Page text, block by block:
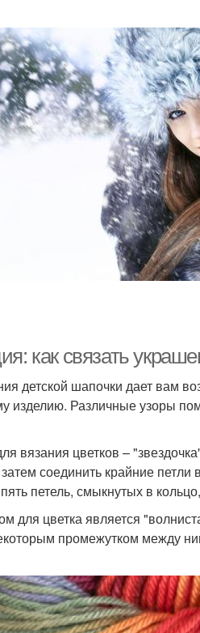
как связать
детской шапочки дает вам
изделию. Различные узоры
вязания цветков –
соединить крайние
петель, смыкнутых в
цветка является
промежутком между